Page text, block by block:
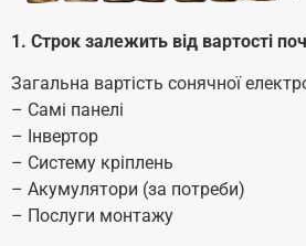
1. Строк залежить від вартості
Загальна вартість сонячної
– Самі панелі
– Інвертор
– Систему кріплень
– Акумулятори (за потреби)
– Послуги монтажу